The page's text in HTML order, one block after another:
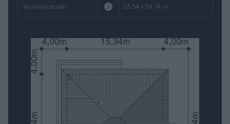
Wymiary działki 23.34 x 24.74 m